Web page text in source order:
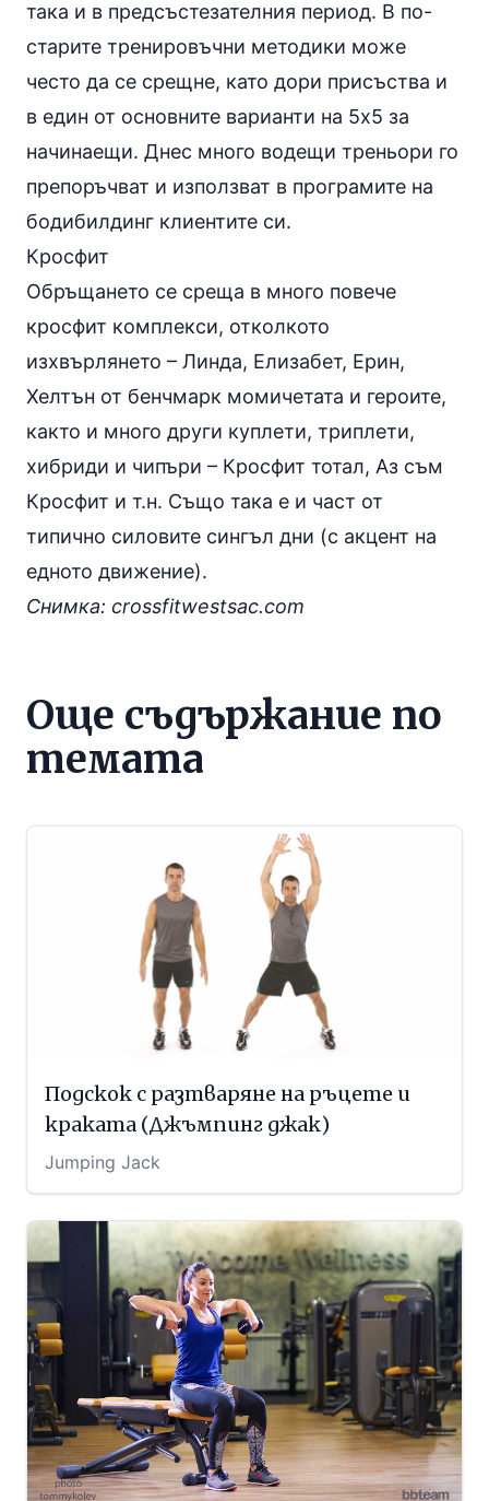
така и в предсъстезателния период. В по-
старите тренировъчни методики може
често да се срещне, като дори присъства и
в един от основните варианти на 5х5 за
начинаещи. Днес много водещи треньори го
препоръчват и използват в програмите на
бодибилдинг клиентите си.
Кросфит
Обръщането се среща в много повече
кросфит комплекси, отколкото
изхвърлянето – Линда, Елизабет, Ерин,
Хелтън от бенчмарк момичетата и героите,
както и много други куплети, триплети,
хибриди и чипъри – Кросфит тотал, Аз съм
Кросфит и т.н. Също така е и част от
типично силовите сингъл дни (с акцент на
едното движение).
Снимка: crossfitwestsac.com
Още съдържание по
темата
Подскок с разтваряне на ръцете и
краката (Джъмпинг джак)
Jumping Jack